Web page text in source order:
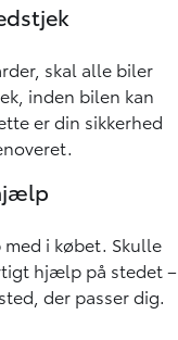
skal alle biler
inden bilen kan
er din sikkerhed
i købet. Skulle
hjælp på stedet –
der passer dig.